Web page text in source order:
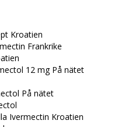
Kroatien
Frankrike
12 mg På nätet
På nätet
Ivermectin Kroatien